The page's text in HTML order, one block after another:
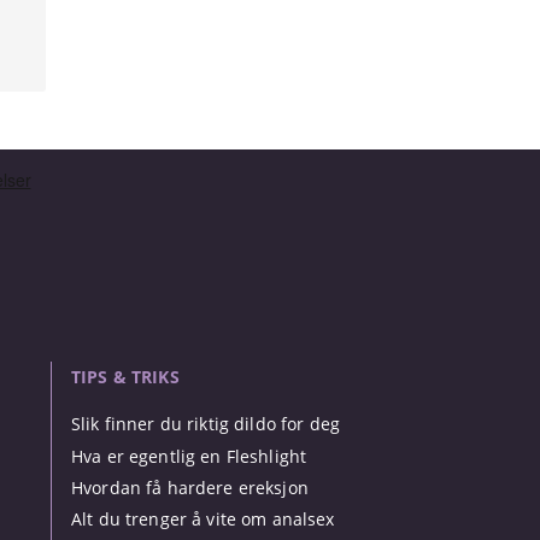
TIPS & TRIKS
Slik finner du riktig dildo for deg
Hva er egentlig en Fleshlight
Hvordan få hardere ereksjon
Alt du trenger å vite om analsex